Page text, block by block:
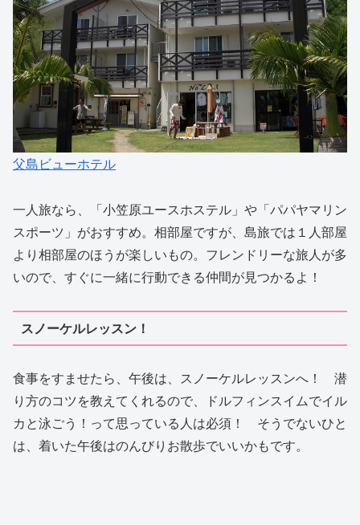
父島ビューホテル
一人旅なら、「小笠原ユースホステル」や「パパヤマリン
スポーツ」がおすすめ。相部屋ですが、島旅では１人部屋
より相部屋のほうが楽しいもの。フレンドリーな旅人が多
いので、すぐに一緒に行動できる仲間が見つかるよ！
スノーケルレッスン！
食事をすませたら、午後は、スノーケルレッスンへ！ 潜
り方のコツを教えてくれるので、ドルフィンスイムでイル
カと泳ごう！って思っている人は必須！ そうでないひと
は、着いた午後はのんびりお散歩でいいかもです。